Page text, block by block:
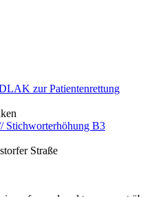
zur Patientenrettung
Stichworterhöhung B3
Straße